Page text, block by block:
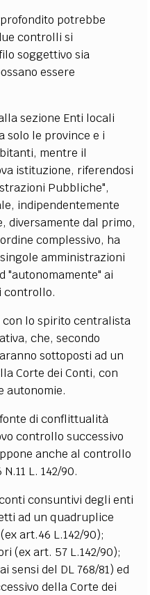
potrebbe
controlli si
soggettivo sia
essere
sezione Enti locali
solo le province e i
mentre il
istituzione, riferendosi
Pubbliche",
indipendentemente
diversamente dal primo,
complessivo, ha
amministrazioni
"autonomamente" ai
controllo.
con lo spirito centralista
che, secondo
sottoposti ad un
Corte dei Conti, con
autonomie.
di conflittualità
controllo successivo
anche al controllo
L. 142/90.
consuntivi degli enti
ad un quadruplice
art.46 L.142/90);
(ex art. 57 L.142/90);
sensi del DL 768/81) ed
della Corte dei